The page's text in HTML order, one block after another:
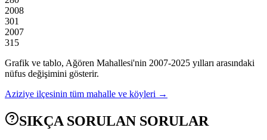
2008
301
2007
315
Grafik ve tablo, Ağören Mahallesi'nin 2007-2025 yılları arasındaki
nüfus değişimini gösterir.
Aziziye ilçesinin tüm mahalle ve köyleri →
SIKÇA SORULAN SORULAR